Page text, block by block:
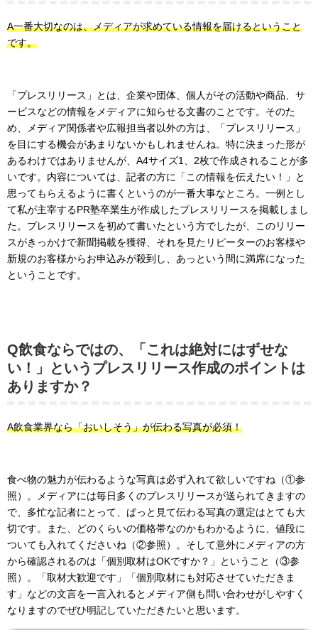
A一番大切なのは、メディアが求めている情報を届けるということ
です。
「プレスリリース」とは、企業や団体、個人がその活動や商品、サ
ービスなどの情報をメディアに知らせる文書のことです。そのた
め、メディア関係者や広報担当者以外の方は、「プレスリリース」
を目にする機会があまりないかもしれませんね。特に決まった形が
あるわけではありませんが、A4サイズ1、2枚で作成されることが多
いです。内容については、記者の方に「この情報を伝えたい！」と
思ってもらえるように書くというのが一番大事なところ。一例とし
て私が主宰するPR塾卒業生が作成したプレスリリースを掲載しまし
た。プレスリリースを初めて書いたという方でしたが、このリリー
スがきっかけで新聞掲載を獲得、それを見たリピーターのお客様や
新規のお客様からお申込みが殺到し、あっという間に満席になった
ということです。
Q飲食ならではの、「これは絶対にはずせな
い！」というプレスリリース作成のポイントは
ありますか？
A飲食業界なら「おいしそう」が伝わる写真が必須！
食べ物の魅力が伝わるような写真は必ず入れて欲しいですね（①参
照）。メディアには毎日多くのプレスリリースが送られてきますの
で、多忙な記者にとって、ぱっと見て伝わる写真の選定はとても大
切です。また、どのくらいの価格帯なのかもわかるように、値段に
ついても入れてくださいね（②参照）。そして意外にメディアの方
から確認されるのは「個別取材はOKですか？」ということ（③参
照）。「取材大歓迎です」「個別取材にも対応させていただきま
す」などの文言を一言入れるとメディア側も問い合わせがしやすく
なりますのでぜひ明記していただきたいと思います。